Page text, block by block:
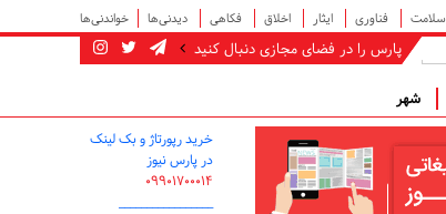
سلامت فناوری ایثار اخلاق فکاهی دیدنی‌ها خواندنی‌ها
پارس را در فضای مجازی دنبال کنید
شهر
خرید رپورتاژ و بک لینک
در پارس نیوز
۰۹۹۰۱۷۰۰۰۱۴
_________________